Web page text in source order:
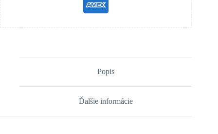
Popis
Ďalšie informácie